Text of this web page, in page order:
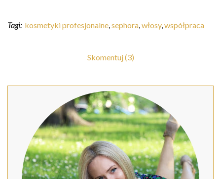
Tagi: kosmetyki profesjonalne,sephora,włosy,współpraca
Skomentuj (3)